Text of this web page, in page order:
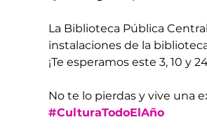
La Biblioteca Pública
instalaciones de la
¡Te esperamos este 3, 10 y
No te lo pierdas y vive una
#CulturaTodoElAño